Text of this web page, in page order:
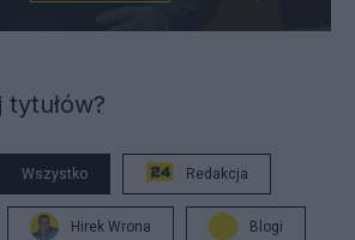
Wszystko Redakcja
Hirek Wrona Blogi